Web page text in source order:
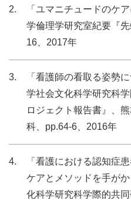
「ユマニチュードのケ
学倫理学研究室紀要『
16、2017年
「看護師の看取る姿勢
学社会文化科学研究科
ロジェクト報告書』、
科、pp.64-6、2016年
「看護における認知症
ケアとメソッドを手が
化科学研究科学際的共